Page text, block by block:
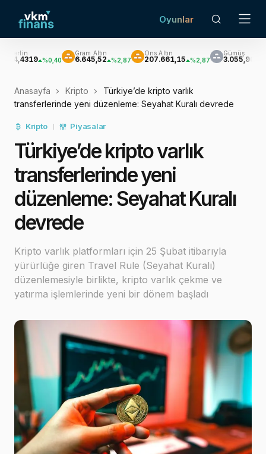
Oyunlar
%0,40
Gram Altın
6.645,52 %2,87
Ons Altın
207.661,15 %2,87 3.055,90 %4,37
Anasayfa Kripto
Türkiye’de kripto varlık
transferlerinde yeni düzenleme: Seyahat Kuralı devrede
Kripto Piyasalar
Türkiye’de kripto varlık
transferlerinde yeni
düzenleme: Seyahat Kuralı
devrede
Kripto varlık platformları için 25 Şubat itibarıyla
yürürlüğe giren Travel Rule (Seyahat Kuralı)
düzenlemesiyle birlikte, kripto varlık çekme ve
yatırma işlemlerinde yeni bir dönem başladı